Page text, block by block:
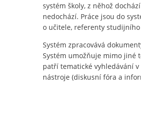
systém školy, z něhož
nedochází. Práce jsou do
o učitele, referenty
Systém zpracovává
Systém umožňuje mimo jiné
patří tematické vyhledávání v
nástroje (diskusní fóra a